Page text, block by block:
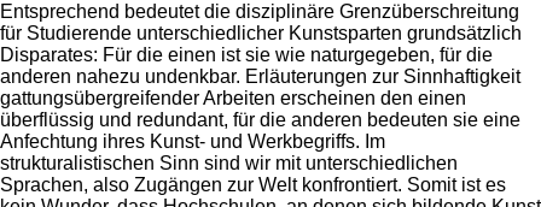
Entsprechend bedeutet die disziplinäre Grenzüberschreitung
für Studierende unterschiedlicher Kunstsparten grundsätzlich
Disparates: Für die einen ist sie wie naturgegeben, für die
anderen nahezu undenkbar. Erläuterungen zur Sinnhaftigkeit
gattungsübergreifender Arbeiten erscheinen den einen
überflüssig und redundant, für die anderen bedeuten sie eine
Anfechtung ihres Kunst- und Werkbegriffs. Im
strukturalistischen Sinn sind wir mit unterschiedlichen
Sprachen, also Zugängen zur Welt konfrontiert. Somit ist es